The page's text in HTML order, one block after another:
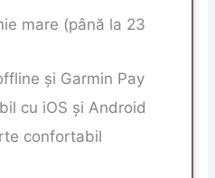
mare (până la 23
și Garmin Pay
cu iOS și Android
confortabil